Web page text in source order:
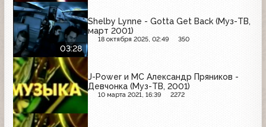
03:28
Shelby Lynne - Gotta Get Back (Муз-ТВ,
март 2001)
18 октября 2025, 02:49 350
J-Power и MC Александр Пряников -
Девчонка (Муз-ТВ, 2001)
10 марта 2021, 16:39 2272